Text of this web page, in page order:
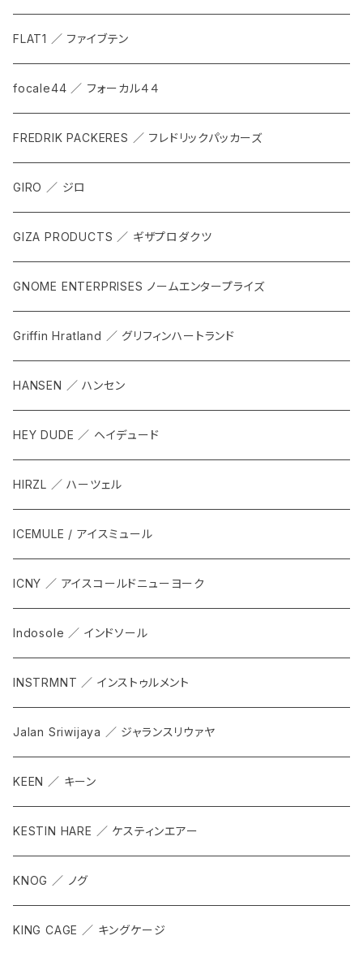
FLAT1 ／ ファイブテン
focale44 ／ フォーカル４４
FREDRIK PACKERES ／ フレドリックパッカーズ
GIRO ／ ジロ
GIZA PRODUCTS ／ ギザプロダクツ
GNOME ENTERPRISES ノームエンタープライズ
Griffin Hratland ／ グリフィンハートランド
HANSEN ／ ハンセン
HEY DUDE ／ ヘイデュード
HIRZL ／ ハーツェル
ICEMULE / アイスミュール
ICNY ／ アイスコールドニューヨーク
Indosole ／ インドソール
INSTRMNT ／ インストゥルメント
Jalan Sriwijaya ／ ジャランスリウァヤ
KEEN ／ キーン
KESTIN HARE ／ ケスティンエアー
KNOG ／ ノグ
KING CAGE ／ キングケージ